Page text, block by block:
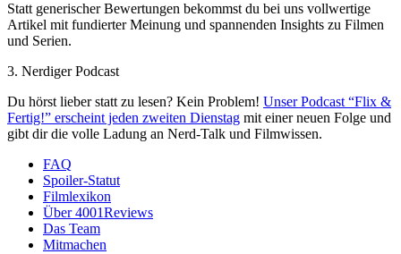
Statt generischer Bewertungen bekommst du bei uns vollwertige
Artikel mit fundierter Meinung und spannenden Insights zu Filmen
und Serien.
3. Nerdiger Podcast
Du hörst lieber statt zu lesen? Kein Problem! Unser Podcast “Flix &
Fertig!” erscheint jeden zweiten Dienstag mit einer neuen Folge und
gibt dir die volle Ladung an Nerd-Talk und Filmwissen.
FAQ
Spoiler-Statut
Filmlexikon
Über 4001Reviews
Das Team
Mitmachen